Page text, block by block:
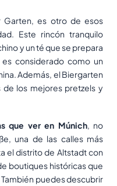
Garten, es otro de esos
Este rincón tranquilo
y un té que se prepara
considerado como un
Además, el Biergarten
de los mejores pretzels y
que ver en Múnich, no
una de las calles más
el distrito de Altstadt con
boutiques históricas que
puedes descubrir